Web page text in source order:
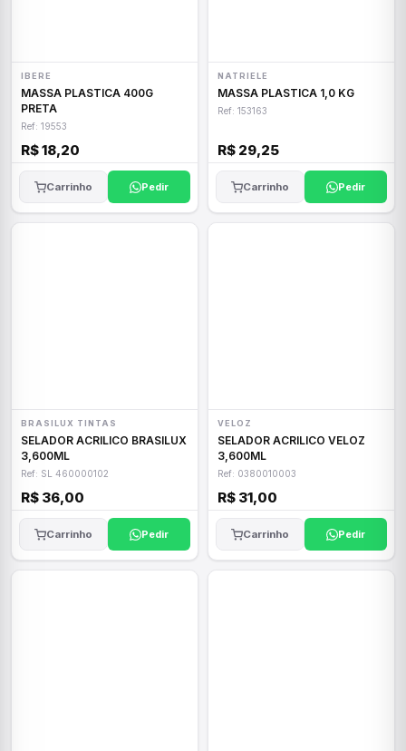
IBERE
MASSA PLASTICA 400G
PRETA
Ref: 19553
R$ 18,20
Carrinho Pedir
NATRIELE
MASSA PLASTICA 1,0 KG
Ref: 153163
R$ 29,25
Carrinho Pedir
BRASILUX TINTAS
SELADOR ACRILICO BRASILUX
3,600ML
Ref: SL 460000102
R$ 36,00
Carrinho Pedir
VELOZ
SELADOR ACRILICO VELOZ
3,600ML
Ref: 0380010003
R$ 31,00
Carrinho Pedir